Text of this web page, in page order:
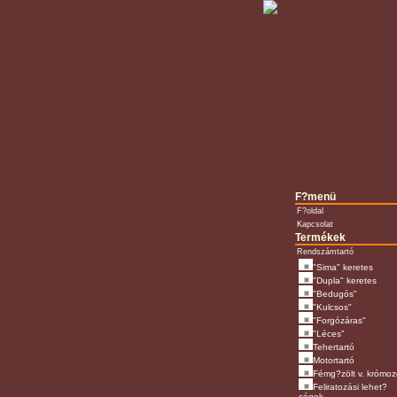
F?menü
F?oldal
Kapcsolat
Termékek
Rendszámtartó
"Sima" keretes
"Dupla" keretes
"Bedugós"
"Kulcsos"
"Forgózáras"
"Léces"
Tehertartó
Motortartó
Fémg?zölt v.
Feliratozási lehet?